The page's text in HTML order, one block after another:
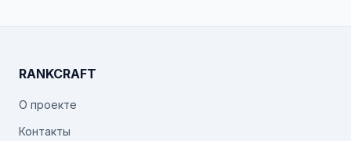
RANKCRAFT
О проекте
Контакты